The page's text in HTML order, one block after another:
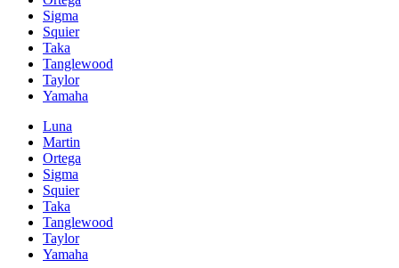
Sigma
Squier
Taka
Tanglewood
Taylor
Yamaha
Luna
Martin
Ortega
Sigma
Squier
Taka
Tanglewood
Taylor
Yamaha